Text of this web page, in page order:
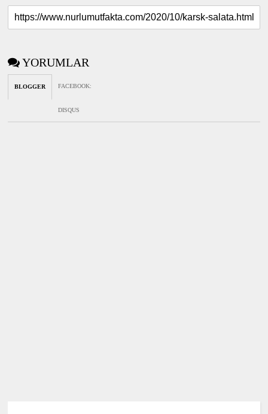
YORUMLAR
BLOGGER FACEBOOK:
DISQUS